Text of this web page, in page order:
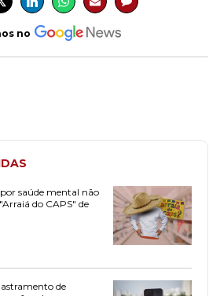
no
saúde mental não
do CAPS" de
de